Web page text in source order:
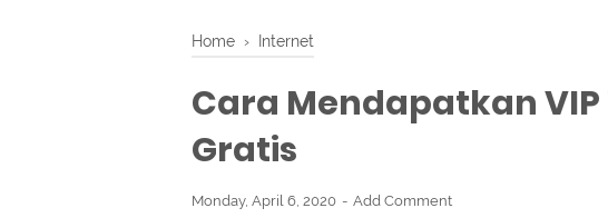
Home › Internet
Cara Mendapatkan VIP
Gratis
Monday, April 6, 2020 Add Comment